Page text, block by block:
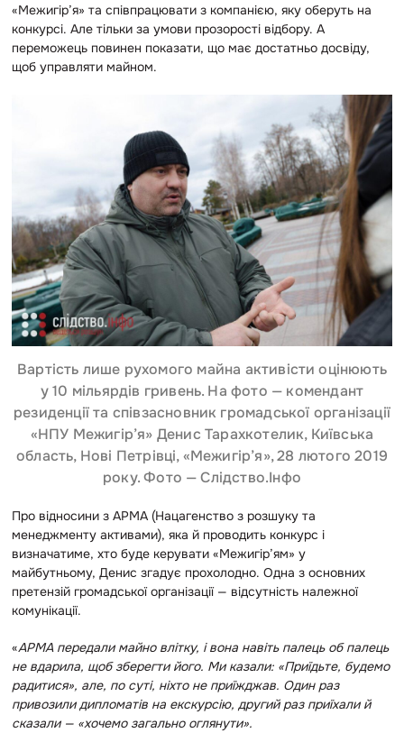
«Межигір’я» та співпрацювати з компанією, яку оберуть на
конкурсі. Але тільки за умови прозорості відбору. А
переможець повинен показати, що має достатньо досвіду,
щоб управляти майном.
Вартість лише рухомого майна активісти оцінюють
у 10 мільярдів гривень. На фото — комендант
резиденції та співзасновник громадської організації
«НПУ Межигір’я» Денис Тарахкотелик, Київська
область, Нові Петрівці, «Межигір’я», 28 лютого 2019
року. Фото — Слідство.Інфо
Про відносини з АРМА (Нацагенство з розшуку та
менеджменту активами), яка й проводить конкурс і
визначатиме, хто буде керувати «Межигір’ям» у
майбутньому, Денис згадує прохолодно. Одна з основних
претензій громадської організації — відсутність належної
комунікації.
«АРМА передали майно влітку, і вона навіть палець об палець
не вдарила, щоб зберегти його. Ми казали: «Приїдьте, будемо
радитися», але, по суті, ніхто не приїжджав. Один раз
привозили дипломатів на екскурсію, другий раз приїхали й
сказали — «хочемо загально оглянути».